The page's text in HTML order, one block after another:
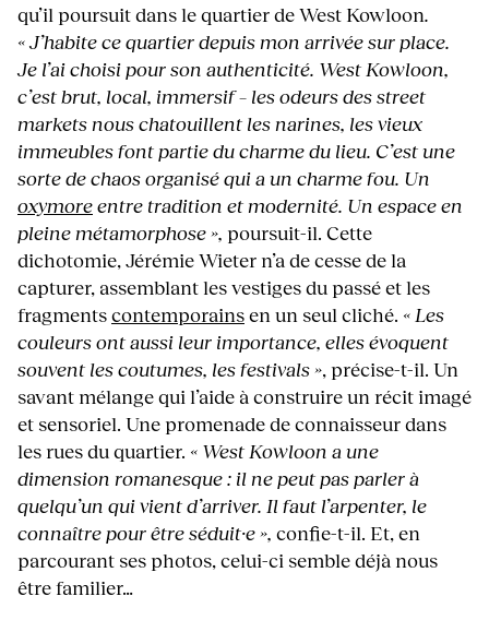
qu’il poursuit dans le quartier de West Kowloon.
« J’habite ce quartier depuis mon arrivée sur place.
Je l’ai choisi pour son authenticité. West Kowloon,
c’est brut, local, immersif – les odeurs des street
markets nous chatouillent les narines, les vieux
immeubles font partie du charme du lieu. C’est une
sorte de chaos organisé qui a un charme fou. Un
oxymoreentre tradition et modernité. Un espace en
pleine métamorphose », poursuit-il. Cette
dichotomie, Jérémie Wieter n’a de cesse de la
capturer, assemblant les vestiges du passé et les
fragmentscontemporainsen un seul cliché. « Les
couleurs ont aussi leur importance, elles évoquent
souvent les coutumes, les festivals », précise-t-il. Un
savant mélange qui l’aide à construire un récit imagé
et sensoriel. Une promenade de connaisseur dans
les rues du quartier. « West Kowloon a une
dimension romanesque : il ne peut pas parler à
quelqu’un qui vient d’arriver. Il faut l’arpenter, le
connaître pour être séduit·e », confie-t-il. Et, en
parcourant ses photos, celui-ci semble déjà nous
être familier…